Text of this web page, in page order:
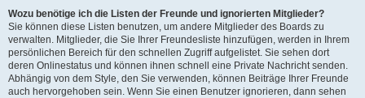
Wozu benötige ich die Listen der Freunde und ignorierten Mitglieder?
Sie können diese Listen benutzen, um andere Mitglieder des Boards zu
verwalten. Mitglieder, die Sie Ihrer Freundesliste hinzufügen, werden in Ihrem
persönlichen Bereich für den schnellen Zugriff aufgelistet. Sie sehen dort
deren Onlinestatus und können ihnen schnell eine Private Nachricht senden.
Abhängig von dem Style, den Sie verwenden, können Beiträge Ihrer Freunde
auch hervorgehoben sein. Wenn Sie einen Benutzer ignorieren, dann sehen